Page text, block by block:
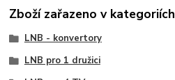
Zboží zařazeno v kategoriích
LNB - konvertory
LNB pro 1 družici